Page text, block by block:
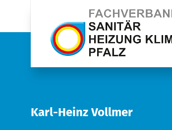
Karl-Heinz Vollmer